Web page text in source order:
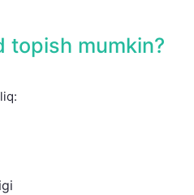
topish mumkin?